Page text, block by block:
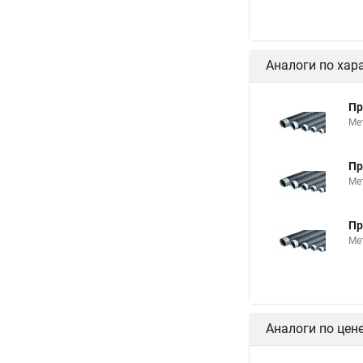
Аналоги по
Аналоги по